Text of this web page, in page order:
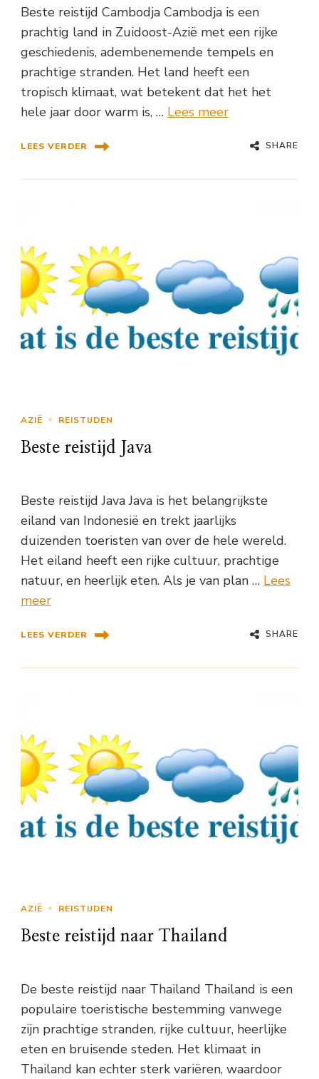
Beste reistijd Cambodja Cambodja is een
prachtig land in Zuidoost-Azië met een rijke
geschiedenis, adembenemende tempels en
prachtige stranden. Het land heeft een
tropisch klimaat, wat betekent dat het het
hele jaar door warm is, … Lees meer
LEES VERDER SHARE
AZIË REISTIJDEN
Beste reistijd Java
Beste reistijd Java Java is het belangrijkste
eiland van Indonesië en trekt jaarlijks
duizenden toeristen van over de hele wereld.
Het eiland heeft een rijke cultuur, prachtige
natuur, en heerlijk eten. Als je van plan … Lees
meer
LEES VERDER SHARE
AZIË REISTIJDEN
Beste reistijd naar Thailand
De beste reistijd naar Thailand Thailand is een
populaire toeristische bestemming vanwege
zijn prachtige stranden, rijke cultuur, heerlijke
eten en bruisende steden. Het klimaat in
Thailand kan echter sterk variëren, waardoor